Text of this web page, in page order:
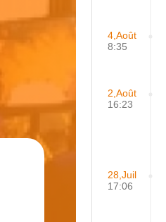
4,Août
8:35
2,Août
16:23
28,Juil
17:06